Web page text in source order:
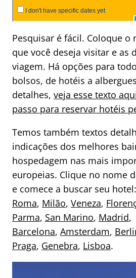
Pesquisar é fácil. Coloque o
que você deseja visitar e as
viagem. Há opções para
bolsos, de hotéis a
detalhes, veja esse texto
passo para reservar hotéis
Temos também textos
indicações dos melhores
hospedagem nas mais
europeias. Clique no nome
e comece a buscar seu hotel:
Roma, Milão, Veneza,
Parma, San Marino, Madrid,
Barcelona, Amsterdam,
Praga, Genebra, Lisboa.